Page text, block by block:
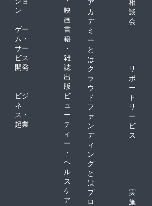
ン
映
画
ゲー
ム・
サー
ビス
開発
書
籍
・
雑
誌
出
版
ビジ
ネ
ス・
起業
ビ
ュ
ー
テ
ィ
ー
・
ヘ
ル
ス
ケ
ア
カ
デ
ミ
ー
と
は
談
会
ク
ラ
ウ
ド
フ
ァ
ン
デ
ィ
ン
グ
と
は
サ
ポ
ー
ト
サ
ー
ビ
ス
プ
ロ
実
施